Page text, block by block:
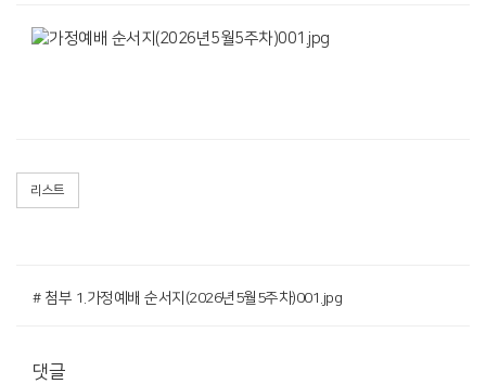
리스트
# 첨부 1.가정예배 순서지(2026년5월5주차)001.jpg
댓글